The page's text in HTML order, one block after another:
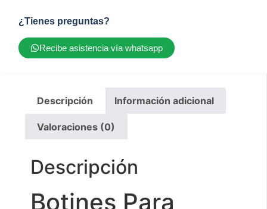
¿Tienes preguntas?
Recibe asistencia vía whatsapp
Descripción Información adicional
Valoraciones (0)
Descripción
Botines Para